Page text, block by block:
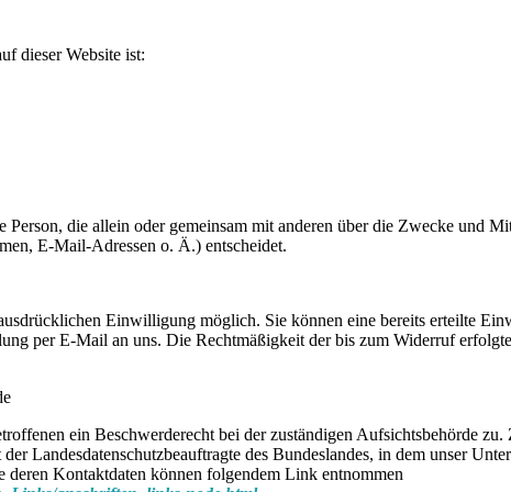
dieser Website ist:
die allein oder gemeinsam mit anderen über die Zwecke und
E-Mail-Adressen o. Ä.) entscheidet.
Einwilligung möglich. Sie können eine bereits erteilte
per E-Mail an uns. Die Rechtmäßigkeit der bis zum Widerruf
ein Beschwerderecht bei der zuständigen Aufsichtsbehörde zu.
Landesdatenschutzbeauftragte des Bundeslandes, in dem unser
deren Kontaktdaten können folgendem Link entnommen